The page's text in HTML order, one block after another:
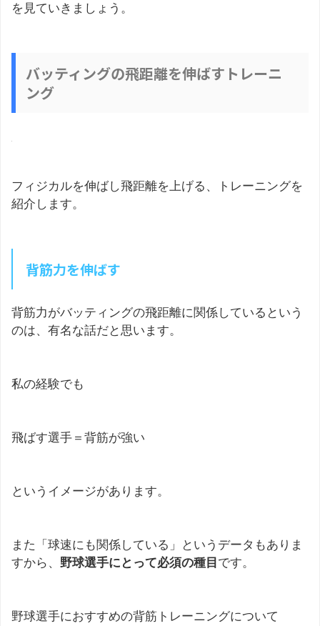
を見ていきましょう。
バッティングの飛距離を伸ばすトレーニ
ング
フィジカルを伸ばし飛距離を上げる、トレーニングを
紹介します。
背筋力を伸ばす
背筋力がバッティングの飛距離に関係しているという
のは、有名な話だと思います。
私の経験でも
飛ばす選手＝背筋が強い
というイメージがあります。
また「球速にも関係している」というデータもありま
すから、 野球選手にとって必須の種目 です。
野球選手におすすめの背筋トレーニングについて